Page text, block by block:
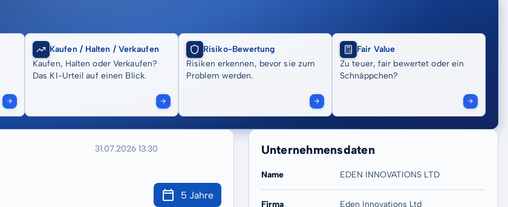
Kaufen / Halten / Verkaufen
Kaufen, Halten oder Verkaufen?
Das KI-Urteil auf einen Blick.
Risiko-Bewertung
Risiken erkennen, bevor sie zum
Problem werden.
Fair Value
Zu teuer, fair bewertet oder ein
Schnäppchen?
31.07.2026 13:30
5 Jahre
Unternehmensdaten
Name EDEN INNOVATIONS LTD
Firma Eden Innovations Ltd